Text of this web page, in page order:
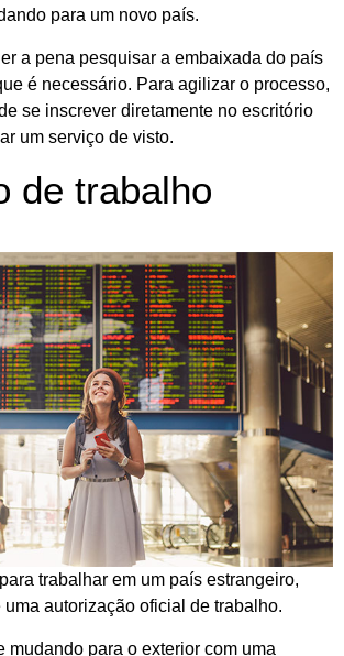
para um novo país.
a pena pesquisar a embaixada do país
é necessário. Para agilizar o processo,
se inscrever diretamente no escritório
um serviço de visto.
de trabalho
trabalhar em um país estrangeiro,
autorização oficial de trabalho.
mudando para o exterior com uma